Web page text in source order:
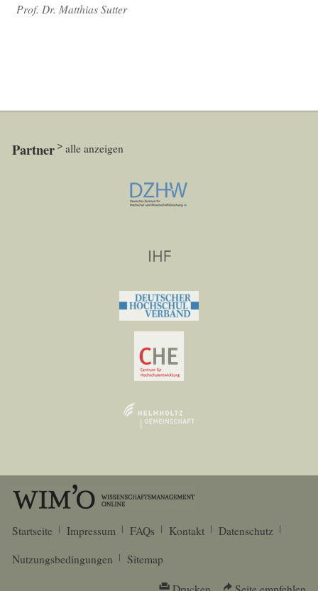
Prof. Dr. Matthias Sutter
Partner alle anzeigen
Startseite Impressum FAQs Kontakt
Datenschutz
Nutzungsbedingungen
Sitemap